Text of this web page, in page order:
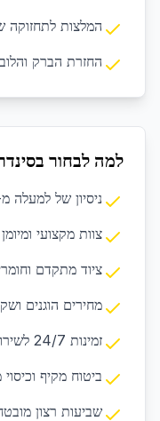
המלצות לתחזוקה
החזרת הברק
למה לבחור
ניסיון של למעלה מ-10 שנים בתחום הניקיון
צוות מקצועי
ציוד מתקדם
מחירים הוגנים
זמינות 24/7 לשירותי חירום ובקשות דחופות
ביטוח מקיף
שביעות רצון